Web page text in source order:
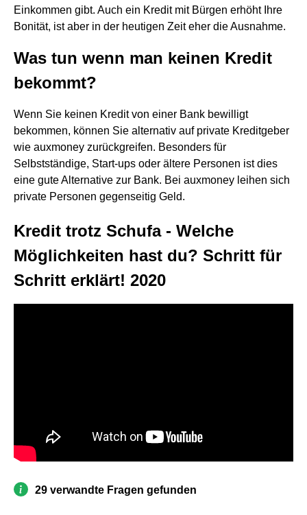
Einkommen gibt. Auch ein Kredit mit Bürgen erhöht Ihre
Bonität, ist aber in der heutigen Zeit eher die Ausnahme.
Was tun wenn man keinen Kredit
bekommt?
Wenn Sie keinen Kredit von einer Bank bewilligt
bekommen, können Sie alternativ auf private Kreditgeber
wie auxmoney zurückgreifen. Besonders für
Selbstständige, Start-ups oder ältere Personen ist dies
eine gute Alternative zur Bank. Bei auxmoney leihen sich
private Personen gegenseitig Geld.
Kredit trotz Schufa - Welche
Möglichkeiten hast du? Schritt für
Schritt erklärt! 2020
29 verwandte Fragen gefunden